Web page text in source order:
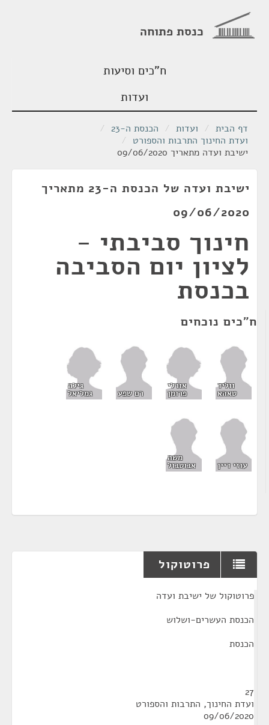
כנסת פתוחה
ח"כים וסיעות
ועדות
דף הבית / ועדות / הכנסת ה-23
/
ועדת החינוך התרבות והספורט /
ישיבת ועדה מתאריך 09/06/2020
ישיבת ועדה של הכנסת ה-23 מתאריך
09/06/2020
חינוך סביבתי -
לציון יום הסביבה
בכנסת
ח"כים נוכחים
ווליד
טאהא
אורלי
פרומן רם שפע
גילה
גמליאל
עוזי דיין
משה
אבוטבול
פרוטוקול
פרוטוקול של ישיבת ועדה
הכנסת העשרים-ושלוש
הכנסת
27
ועדת החינוך, התרבות והספורט
09/06/2020